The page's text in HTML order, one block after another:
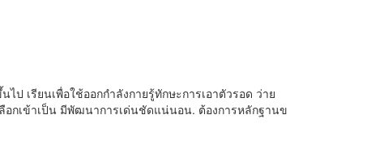
เรียนเพื่อใช้ออกกำลังกายรู้ทักษะการเอาตัวรอด ว่าย
อกเข้าเป็น มีพัฒนาการเด่นชัดแน่นอน. ต้องการหลักฐานข